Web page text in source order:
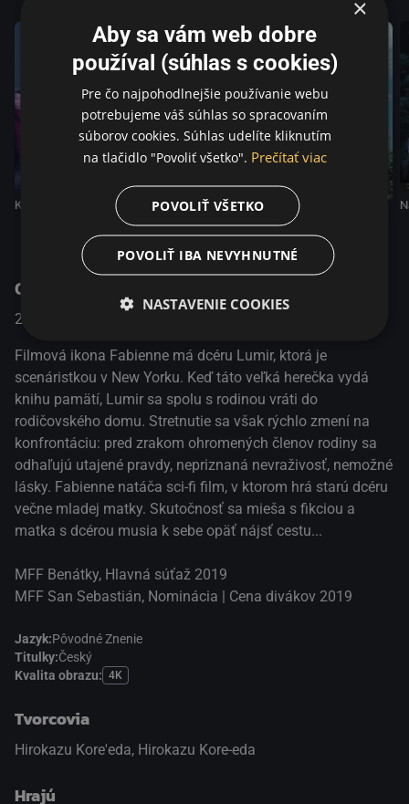
Kto si myslíš, že som Mladí milenci
Po búrke
O programe
2019
Filmová ikona Fabienne má dcéru Lumir, ktorá je
scenáristkou v New Yorku. Keď táto veľká herečka vydá
knihu pamätí, Lumir sa spolu s rodinou vráti do
rodičovského domu. Stretnutie sa však rýchlo zmení na
konfrontáciu: pred zrakom ohromených členov rodiny sa
odhaľujú utajené pravdy, nepriznaná nevraživosť, nemožné
lásky. Fabienne natáča sci-fi film, v ktorom hrá starú dcéru
večne mladej matky. Skutočnosť sa mieša s fikciou a
matka s dcérou musia k sebe opäť nájsť cestu...
MFF Benátky, Hlavná súťaž 2019
MFF San Sebastián, Nominácia | Cena divákov 2019
Jazyk:Pôvodné Znenie
Titulky:Český
Kvalita obrazu: 4K
Tvorcovia
Hirokazu Kore'eda, Hirokazu Kore-eda
Hrajú
×
Aby sa vám web dobre
používal (súhlas s cookies)
Pre čo najpohodlnejšie používanie webu
potrebujeme váš súhlas so spracovaním
súborov cookies. Súhlas udelíte kliknutím
na tlačidlo "Povoliť všetko". Prečítať viac
POVOLIŤ VŠETKO
POVOLIŤ IBA NEVYHNUTNÉ
NASTAVENIE COOKIES